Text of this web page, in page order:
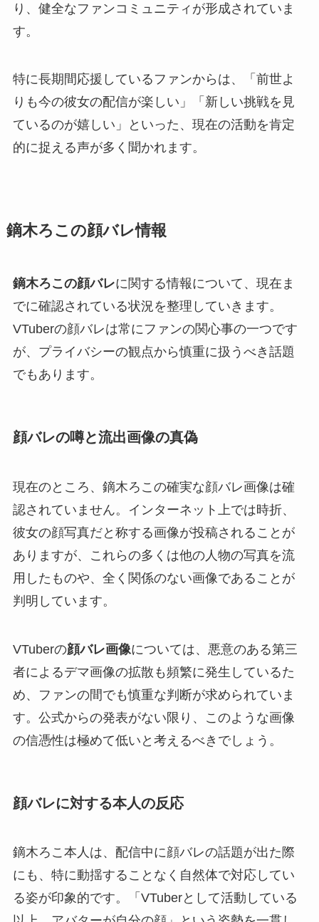
り、健全なファンコミュニティが形成されていま
す。
特に長期間応援しているファンからは、「前世よ
りも今の彼女の配信が楽しい」「新しい挑戦を見
ているのが嬉しい」といった、現在の活動を肯定
的に捉える声が多く聞かれます。
鏑木ろこの顔バレ情報
鏑木ろこの顔バレに関する情報について、現在ま
でに確認されている状況を整理していきます。
VTuberの顔バレは常にファンの関心事の一つです
が、プライバシーの観点から慎重に扱うべき話題
でもあります。
顔バレの噂と流出画像の真偽
現在のところ、鏑木ろこの確実な顔バレ画像は確
認されていません。インターネット上では時折、
彼女の顔写真だと称する画像が投稿されることが
ありますが、これらの多くは他の人物の写真を流
用したものや、全く関係のない画像であることが
判明しています。
VTuberの顔バレ画像については、悪意のある第三
者によるデマ画像の拡散も頻繁に発生しているた
め、ファンの間でも慎重な判断が求められていま
す。公式からの発表がない限り、このような画像
の信憑性は極めて低いと考えるべきでしょう。
顔バレに対する本人の反応
鏑木ろこ本人は、配信中に顔バレの話題が出た際
にも、特に動揺することなく自然体で対応してい
る姿が印象的です。「VTuberとして活動している